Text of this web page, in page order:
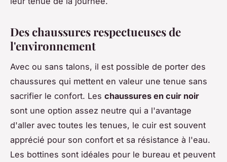
Des chaussures respectueuses de
l'environnement
Avec ou sans talons, il est possible de porter des
chaussures qui mettent en valeur une tenue sans
sacrifier le confort. Les chaussures en cuir noir
sont une option assez neutre qui a l'avantage
d'aller avec toutes les tenues, le cuir est souvent
apprécié pour son confort et sa résistance à l'eau.
Les bottines sont idéales pour le bureau et peuvent